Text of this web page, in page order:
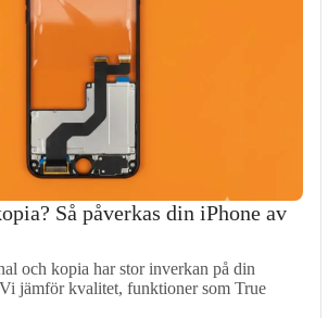
Så påverkas din iPhone av
och kopia har stor inverkan på din
jämför kvalitet, funktioner som True